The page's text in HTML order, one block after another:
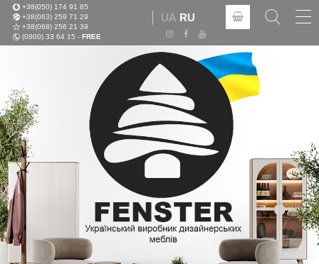
+38(050) 174 91 85
+38(063) 259 71 29
+38(068) 256 21 39
(0800) 33 64 15 - FREE
UA RU